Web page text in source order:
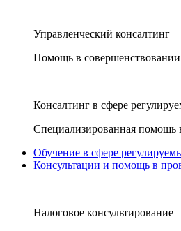
Управленческий консалтинг
Помощь в
Консалтинг в сфере
Специализированная помощь
Обучение в сфере
Консультации и помощь в
Налоговое консультирование